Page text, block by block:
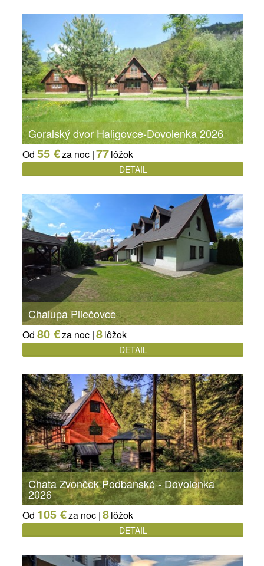
Goralský dvor Haligovce-Dovolenka 2026
Od 55 €za noc |77lôžok
DETAIL
Chalupa Pliečovce
Od 80 €za noc |8lôžok
DETAIL
Chata Zvonček Podbanské - Dovolenka
2026
Od 105 €za noc |8lôžok
DETAIL